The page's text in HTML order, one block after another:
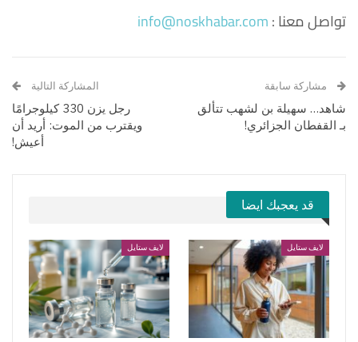
تواصل معنا :info@noskhabar.com
مشاركة سابقة
شاهد… سهيلة بن لشهب تتألق
بـ القفطان الجزائري!
المشاركة التالية
رجل يزن 330 كيلوجرامًا
ويقترب من الموت: أريد أن
أعيش!
قد يعجبك ايضا
لايف ستايل لايف ستايل